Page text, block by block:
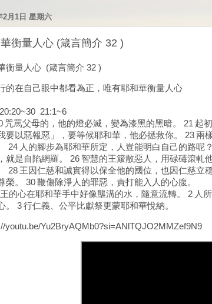
2月1日 星期六
衡量人心 (箴言簡介 32 )
衡量人心 (箴言簡介 32 )
的在自己眼中都看為正，唯有耶和華衡量人心
21:1~6
咒罵父母的，他的燈必滅，變為漆黑的黑暗。 21 起
要以惡報惡」，要等候耶和華，他必拯救你。 23 兩
24 人的腳步為耶和華所定，人豈能明白自己的路呢
就是自陷網羅。 26 智慧的王簸散惡人，用碌碡滾軋
28 王因仁慈和誠實得以保全他的國位，也因仁慈立
榮。 30 鞭傷除淨人的罪惡，責打能入人的心腹。
王的心在耶和華手中好像壟溝的水，隨意流轉。 2 人
。 3 行仁義、公平比獻祭更蒙耶和華悅納。
youtu.be/Yu2BryAQMb0?si=ANlTQJO2MMZef9N9